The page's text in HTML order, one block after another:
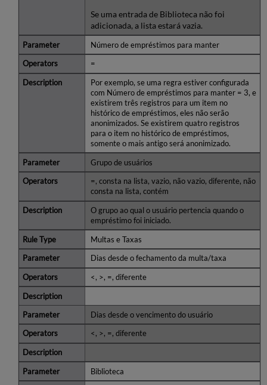
Se uma entrada de Biblioteca não foi
adicionada, a lista estará vazia.
Número de empréstimos para manter
=
Por exemplo, se uma regra estiver configurada
com Número de empréstimos para manter = 3, e
existirem três registros para um item no
histórico de empréstimos, eles não serão
anonimizados. Se existirem quatro registros
para o item no histórico de empréstimos,
somente o mais antigo será anonimizado.
Grupo de usuários
=, consta na lista, vazio, não vazio, diferente, não
consta na lista, contém
O grupo ao qual o usuário pertencia quando o
empréstimo foi iniciado.
Multas e Taxas
Dias desde o fechamento da multa/taxa
<, >, =, diferente
Dias desde o vencimento do usuário
<, >, =, diferente
Biblioteca